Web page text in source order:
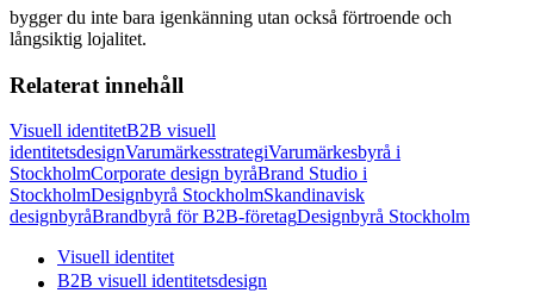
bygger du inte bara igenkänning utan också förtroende och
långsiktig lojalitet.
Relaterat innehåll
Visuell identitetB2B visuell
identitetsdesignVarumärkesstrategiVarumärkesbyrå i
StockholmCorporate design byråBrand Studio i
StockholmDesignbyrå StockholmSkandinavisk
designbyråBrandbyrå för B2B-företagDesignbyrå Stockholm
Visuell identitet
B2B visuell identitetsdesign